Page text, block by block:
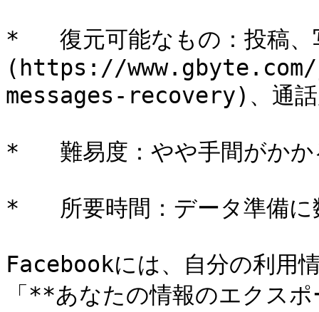
*   復元可能なもの：投稿
(https://
messages-recovery)、通話
*   難易度：やや手間がかか
*   所要時間：データ準備に
Facebookには、自分の利用
「**あなたの情報のエクス